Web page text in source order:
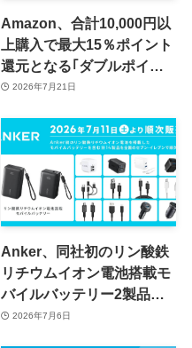
Amazon、合計10,000円以
上購入で最大15％ポイント
還元となる｢ダブルポイン
ト Rush｣キャンペーンを開
象に
2026年7月21日
Anker、同社初のリン酸鉄
リチウムイオン電池搭載モ
バイルバッテリー2製品を
含む14製品をセブン-イレ
2026年7月6日